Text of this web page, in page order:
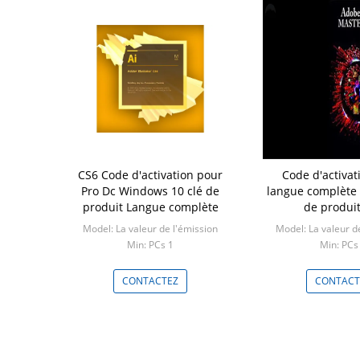
CS6 Code d'activation pour
Pro Dc Windows 10 clé de
produit Langue complète
Model: La valeur de l'émission
Min: PCs 1
CONTACTEZ
Code
langue complète
de
Model: La valeur
Min: